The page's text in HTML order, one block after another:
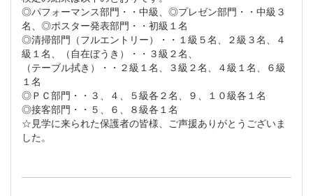
◎パフォーマンス部門・・中級、◎プレゼン部門・・中級３
名、◎ポスター発表部門・・初級１名
◎清掃部門（フルエントリー）・・１級５名、２級３名、４
級１名、（自在ぼうき）・・３級２名、
（テーブル拭き）・・２級１名、３級２名、４級１名、６級
１名
◎ＰＣ部門・・３、４、５級各２名、９、１０級各１名
◎接客部門・・５、６、８級各１名
☆見学に来られた保護者の皆様、ご声援ありがとうございま
した。